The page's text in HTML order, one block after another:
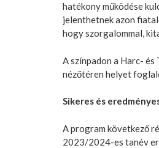
hatékony működése
jelenthetnek azon
hogy szorgalommal,
A színpadon a Harc-
nézőtéren helyet
Sikeres és
A program következő
2023/2024-es tanév